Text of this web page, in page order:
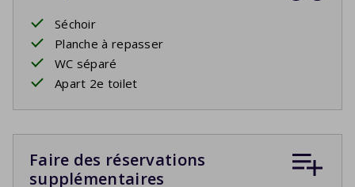
Séchoir
Planche à repasser
WC séparé
Apart 2e toilet
Faire des réservations
supplémentaires